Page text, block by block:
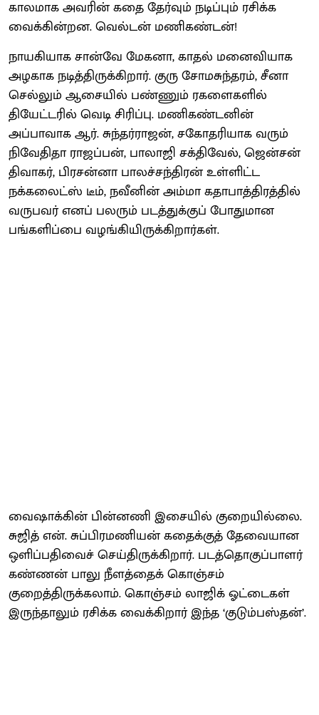
காலமாக அவரின் கதை தேர்வும் நடிப்பும் ரசிக்க
வைக்கின்றன. வெல்டன் மணிகண்டன்!
நாயகியாக சான்வே மேகனா, காதல் மனைவியாக
அழகாக நடித்திருக்கிறார். குரு சோமசுந்தரம், சீனா
செல்லும் ஆசையில் பண்ணும் ரகளைகளில்
தியேட்டரில் வெடி சிரிப்பு. மணிகண்டனின்
அப்பாவாக ஆர். சுந்தர்ராஜன், சகோதரியாக வரும்
நிவேதிதா ராஜப்பன், பாலாஜி சக்திவேல், ஜென்சன்
திவாகர், பிரசன்னா பாலச்சந்திரன் உள்ளிட்ட
நக்கலைட்ஸ் டீம், நவீனின் அம்மா கதாபாத்திரத்தில்
வருபவர் எனப் பலரும் படத்துக்குப் போதுமான
பங்களிப்பை வழங்கியிருக்கிறார்கள்.
வைஷாக்கின் பின்னணி இசையில் குறையில்லை.
சுஜித் என். சுப்பிரமணியன் கதைக்குத் தேவையான
ஒளிப்பதிவைச் செய்திருக்கிறார். படத்தொகுப்பாளர்
கண்ணன் பாலு நீளத்தைக் கொஞ்சம்
குறைத்திருக்கலாம். கொஞ்சம் லாஜிக் ஓட்டைகள்
இருந்தாலும் ரசிக்க வைக்கிறார் இந்த ‘குடும்பஸ்தன்’.